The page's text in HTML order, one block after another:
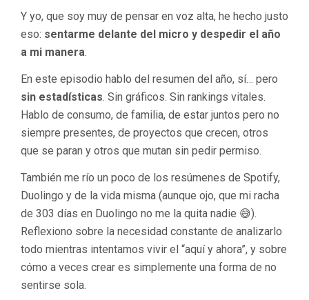
Y yo, que soy muy de pensar en voz alta, he hecho justo
eso: sentarme delante del micro y despedir el año
a mi manera.
En este episodio hablo del resumen del año, sí… pero
sin estadísticas. Sin gráficos. Sin rankings vitales.
Hablo de consumo, de familia, de estar juntos pero no
siempre presentes, de proyectos que crecen, otros
que se paran y otros que mutan sin pedir permiso.
También me río un poco de los resúmenes de Spotify,
Duolingo y de la vida misma (aunque ojo, que mi racha
de 303 días en Duolingo no me la quita nadie 😅).
Reflexiono sobre la necesidad constante de analizarlo
todo mientras intentamos vivir el “aquí y ahora”, y sobre
cómo a veces crear es simplemente una forma de no
sentirse sola.